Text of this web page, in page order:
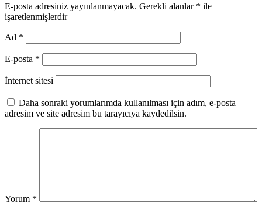
E-posta adresiniz yayınlanmayacak. Gerekli alanlar * ile
işaretlenmişlerdir
Ad *
E-posta *
İnternet sitesi
Daha sonraki yorumlarımda kullanılması için adım, e-posta
adresim ve site adresim bu tarayıcıya kaydedilsin.
Yorum *